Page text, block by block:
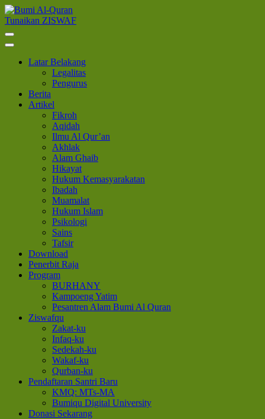
Lompat
ke
konten
(Tekan
Tunaikan ZISWAF
Latar Belakang
Legalitas
Pengurus
Berita
Artikel
Fikroh
Aqidah
Ilmu Al Qur’an
Akhlak
Alam Ghaib
Hikayat
Hukum Kemasyarakatan
Ibadah
Muamalat
Hukum Islam
Psikologi
Sains
Tafsir
Download
Penerbit Raja
Program
BURHANY
Kampoeng Yatim
Pesantren Alam Bumi Al Quran
Ziswafqu
Zakat-ku
Infaq-ku
Sedekah-ku
Wakaf-ku
Qurban-ku
Pendaftaran Santri Baru
KMQ: MTs-MA
Bumiqu Digital University
Donasi Sekarang